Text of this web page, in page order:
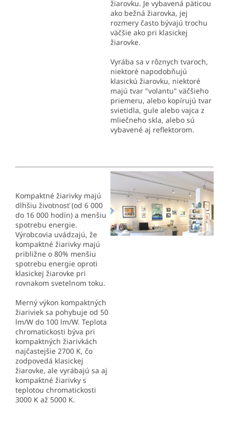
žiarovku. Je vybavená päticou
ako bežná žiarovka, jej
rozmery často bývajú trochu
väčšie ako pri klasickej
žiarovke.
Vyrába sa v rôznych tvaroch,
niektoré napodobňujú
klasickú žiarovku, niektoré
majú tvar "volantu" väčšieho
priemeru, alebo kopírujú tvar
svietidla, gule alebo vajca z
mliečneho skla, alebo sú
vybavené aj reflektorom.
Kompaktné žiarivky majú
dlhšiu životnosť (od 6 000
do 16 000 hodín) a menšiu
spotrebu energie.
Výrobcovia uvádzajú, že
kompaktné žiarivky majú
približne o 80% menšiu
spotrebu energie oproti
klasickej žiarovke pri
rovnakom svetelnom toku.
Merný výkon kompaktných
žiariviek sa pohybuje od 50
lm/W do 100 lm/W. Teplota
chromatickosti býva pri
kompaktných žiarivkách
najčastejšie 2700 K, čo
zodpovedá klasickej
žiarovke, ale vyrábajú sa aj
kompaktné žiarivky s
teplotou chromatickosti
3000 K až 5000 K.